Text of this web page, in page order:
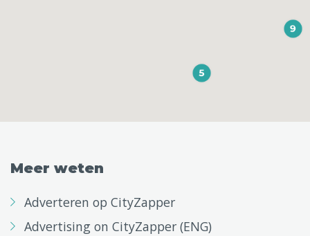
Meer weten
Adverteren op CityZapper
Advertising on CityZapper (ENG)